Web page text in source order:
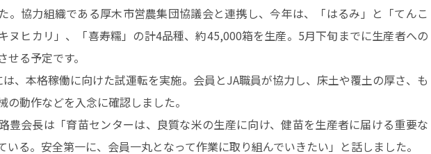
。協力組織である厚木市営農集団協議会と連携し、今年は、「はるみ」と「てんこ
ヌヒカリ」、「喜寿糯」の計4品種、約45,000箱を生産。5月下旬までに生産者への
せる予定です。
、本格稼働に向けた試運転を実施。会員とJA職員が協力し、床土や覆土の厚さ、も
の動作などを入念に確認しました。
豊会長は「育苗センターは、良質な米の生産に向け、健苗を生産者に届ける重要な
いる。安全第一に、会員一丸となって作業に取り組んでいきたい」と話しました。